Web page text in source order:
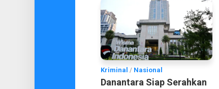
Kriminal / Nasional
Danantara Siap Serahkan